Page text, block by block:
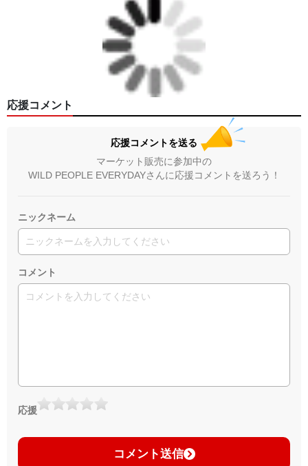
応援コメント
応援コメントを送る
マーケット販売に参加中の
WILD PEOPLE EVERYDAYさんに応援コメントを送ろう！
ニックネーム
コメント
応援
コメント送信